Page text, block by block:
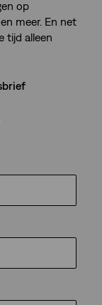
op
meer. En net
tijd alleen